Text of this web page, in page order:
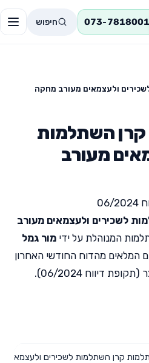
073-7818001 חיפוש
ולעצמאים מעורב מחקה
השתלמות
מעורב
לשכירים ולעצמאים מעורב
המנוהלת על ידי מור גמל
המלאים מהדוח החודשי האחרון
דיווח 06/2024).
קרן השתלמות לשכירים ולעצמאים